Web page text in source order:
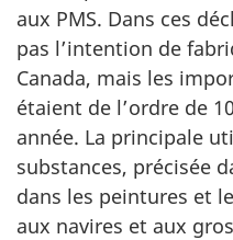
aux PMS. Dans ces
pas l’intention de
Canada, mais les
étaient de l’ordre de
année. La principale
substances, précisée
dans les peintures et
aux navires et aux